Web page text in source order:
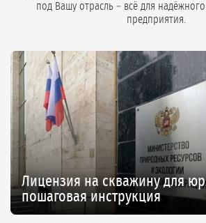
под Вашу отрасль – всё для
предприятия.
Лицензия на скважину для
пошаговая инструкция